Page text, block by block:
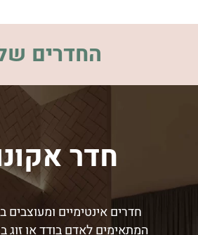
החדרים
חדר
חדרים אינטימיים ומעוצבים
המתאימים לאדם בודד או זוג